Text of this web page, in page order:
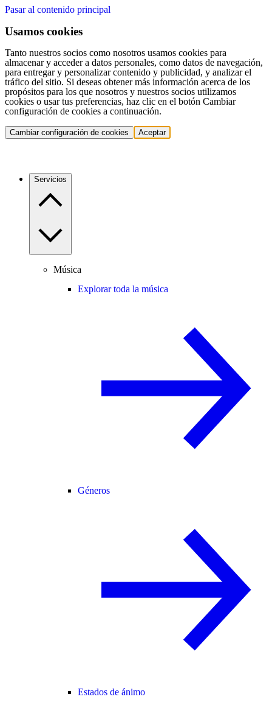
Pasar al contenido principal
Usamos cookies
Tanto nuestros socios como nosotros usamos cookies para
almacenar y acceder a datos personales, como datos de navegación,
para entregar y personalizar contenido y publicidad, y analizar el
tráfico del sitio. Si deseas obtener más información acerca de los
propósitos para los que nosotros y nuestros socios utilizamos
cookies o usar tus preferencias, haz clic en el botón Cambiar
configuración de cookies a continuación.
Cambiar configuración de cookies Aceptar
Servicios
Música
Explorar toda la música
Géneros
Estados de ánimo